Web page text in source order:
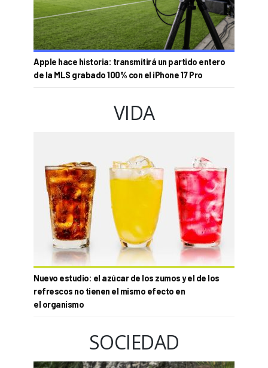
Apple hace historia: transmitirá un partido entero
de la MLS grabado 100% con el iPhone 17 Pro
VIDA
Nuevo estudio: el azúcar de los zumos y el de los
refrescos no tienen el mismo efecto en
el organismo
SOCIEDAD